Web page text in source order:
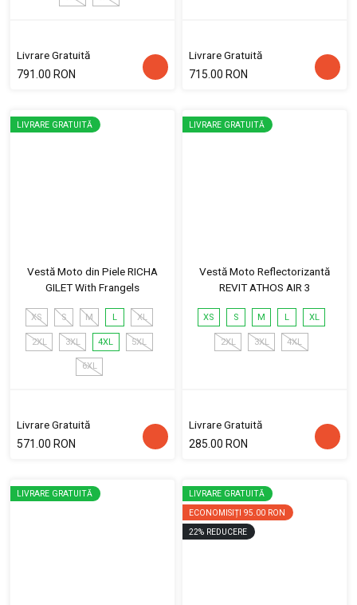
Livrare Gratuită
791.00 RON
Livrare Gratuită
715.00 RON
LIVRARE GRATUITĂ
Vestă Moto din Piele RICHA
GILET With Frangels
XS S M L XL
2XL 3XL 4XL 5XL
6XL
Livrare Gratuită
571.00 RON
LIVRARE GRATUITĂ
Vestă Moto Reflectorizantă
REVIT ATHOS AIR 3
XS S M L XL
2XL 3XL 4XL
Livrare Gratuită
285.00 RON
LIVRARE GRATUITĂ
LIVRARE GRATUITĂ
ECONOMISIȚI 95.00 RON
22% REDUCERE